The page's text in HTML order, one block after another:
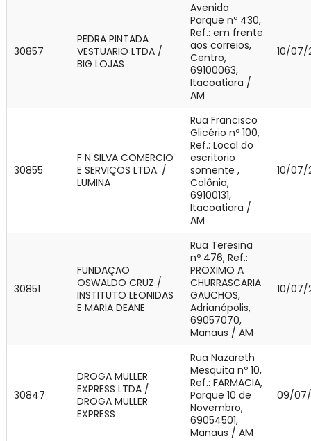
30857
PEDRA PINTADA
VESTUARIO LTDA /
BIG LOJAS
Avenida
Parque nº 430,
Ref.: em frente
aos correios,
Centro,
69100063,
Itacoatiara /
AM
10/07/
30855
F N SILVA COMERCIO
E SERVIÇOS LTDA. /
LUMINA
Rua Francisco
Glicério nº 100,
Ref.: Local do
escritorio
somente ,
Colônia,
69100131,
Itacoatiara /
AM
10/07/
30851
FUNDAÇAO
OSWALDO CRUZ /
INSTITUTO LEONIDAS
E MARIA DEANE
Rua Teresina
nº 476, Ref.:
PROXIMO A
CHURRASCARIA
GAUCHOS,
Adrianópolis,
69057070,
Manaus / AM
10/07/
30847
DROGA MULLER
EXPRESS LTDA /
DROGA MULLER
EXPRESS
Rua Nazareth
Mesquita nº 10,
Ref.: FARMACIA,
Parque 10 de
Novembro,
69054501,
Manaus / AM
09/